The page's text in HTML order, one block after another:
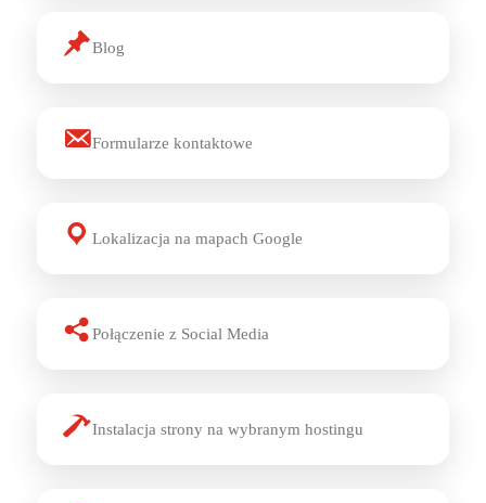
Blog
Formularze kontaktowe
Lokalizacja na mapach Google
Połączenie z Social Media
Instalacja strony na wybranym hostingu